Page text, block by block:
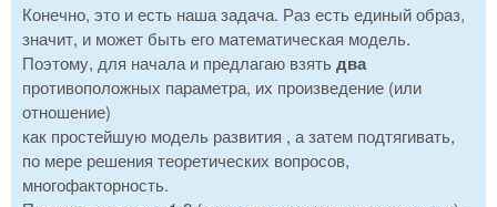
Конечно, это и есть наша задача. Раз есть единый образ,
значит, и может быть его математическая модель.
Поэтому, для начала и предлагаю взятьдва
противоположных параметра, их произведение (или
отношение)
как простейшую модель развития , а затем подтягивать,
по мере решения теоретических вопросов,
многофакторность.